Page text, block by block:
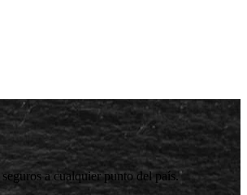
a cualquier punto del país.